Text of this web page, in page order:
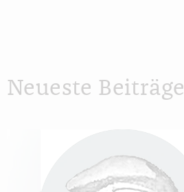
Neueste Beiträge